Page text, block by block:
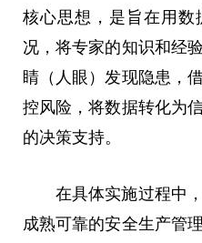
核心思想，是旨在用数
况，将专家的知识和经
睛（人眼）发现隐患，
控风险，将数据转化为
的决策支持。
在具体实施过程中
成熟可靠的安全生产管